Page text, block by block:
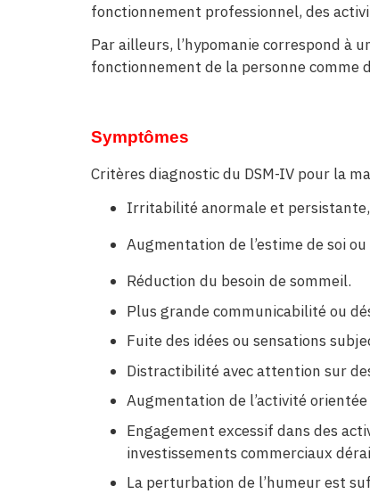
fonctionnement professionnel, des
Par ailleurs, l’hypomanie correspond à
fonctionnement de la personne comme
Symptômes
Critères diagnostic du DSM-IV pour la
Irritabilité anormale et
Augmentation de l’estime de soi
Réduction du besoin de sommeil.
Plus grande communicabilité ou
Fuite des idées ou sensations
Distractibilité avec attention sur
Augmentation de l’activité
Engagement excessif dans des
investissements commerciaux
La perturbation de l’humeur est